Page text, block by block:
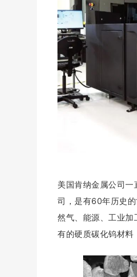
美国肯纳金属公司
司，是有60年历史
然气、能源、工业
有的硬质碳化钨材料